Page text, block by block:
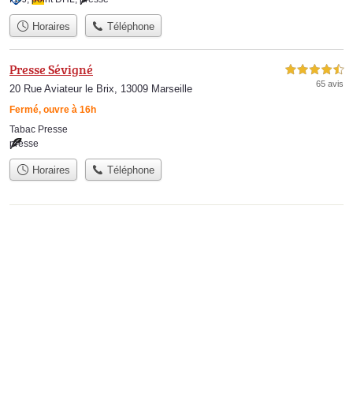
Horaires Téléphone
Presse Sévigné
20 Rue Aviateur le Brix, 13009 Marseille
Fermé, ouvre à 16h
4,5 étoiles sur 5
65 avis
Tabac Presse
presse
Horaires Téléphone